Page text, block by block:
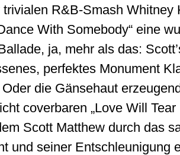
R&B-Smash Whitney
With Somebody“ eine
ja, mehr als das:
perfektes Monument
die Gänsehaut
coverbaren „Love Will Tear
Scott Matthew durch das
und seiner Entschleunigung